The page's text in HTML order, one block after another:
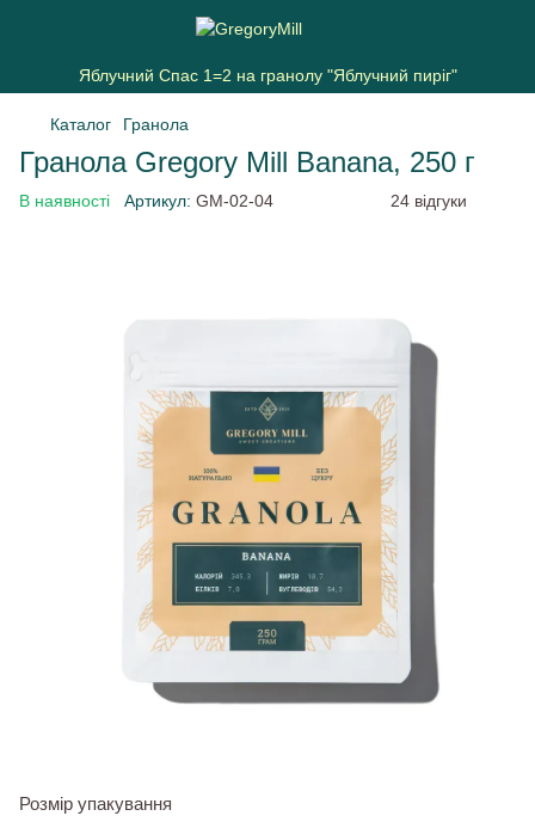
Яблучний Спас 1=2 на гранолу "Яблучний пиріг"
Каталог Гранола
Гранола Gregory Mill Banana, 250 г
В наявності Артикул: GM-02-04 24 відгуки
Розмір упакування